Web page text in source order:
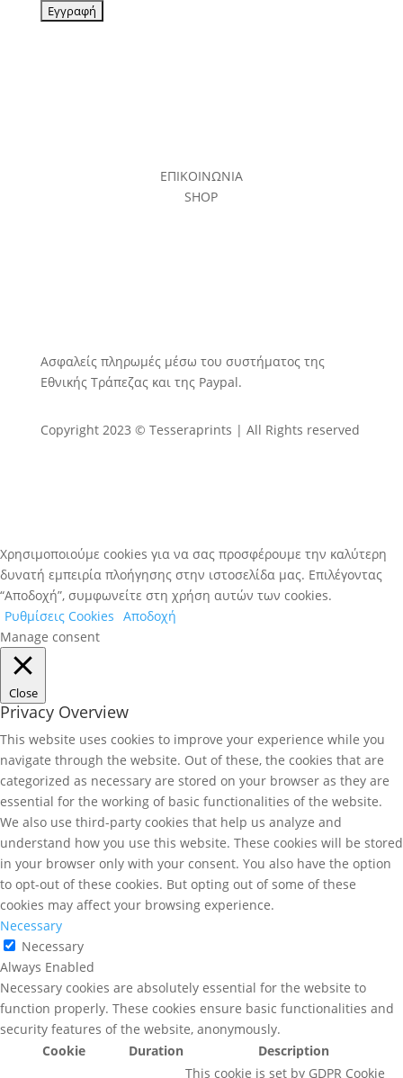
ΕΠΙΚΟΙΝΩΝΙΑ
SHOP
Ασφαλείς πληρωμές μέσω του συστήματος της
Εθνικής Τράπεζας και της Paypal.
Copyright 2023 © Tesseraprints | All Rights reserved
Χρησιμοποιούμε cookies για να σας προσφέρουμε την καλύτερη
δυνατή εμπειρία πλοήγησης στην ιστοσελίδα μας. Επιλέγοντας
“Αποδοχή”, συμφωνείτε στη χρήση αυτών των cookies.
Ρυθμίσεις Cookies Αποδοχή
Manage consent
Close
Privacy Overview
This website uses cookies to improve your experience while you
navigate through the website. Out of these, the cookies that are
categorized as necessary are stored on your browser as they are
essential for the working of basic functionalities of the website.
We also use third-party cookies that help us analyze and
understand how you use this website. These cookies will be stored
in your browser only with your consent. You also have the option
to opt-out of these cookies. But opting out of some of these
cookies may affect your browsing experience.
Necessary
Necessary
Always Enabled
Necessary cookies are absolutely essential for the website to
function properly. These cookies ensure basic functionalities and
security features of the website, anonymously.
Cookie
Duration Description
This cookie is set by GDPR Cookie